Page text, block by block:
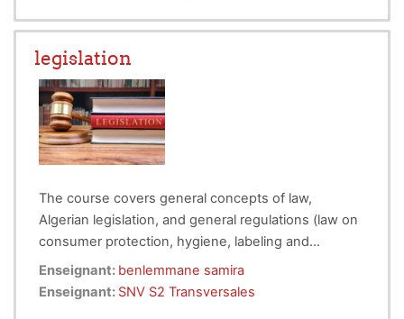
Hydrobiologie. Il est enseigné au semestre 1.
legislation
The course covers general concepts of law,
Algerian legislation, and general regulations (law on
consumer protection, hygiene, labeling and
information, food additives, packaging, trademarks,
safety, and preservation).
A detailed section is dedicated to the presentation
of control bodies (DCP, CACQE, Hygiene Office,
Enseignant: benlemmane samira
Enseignant: SNV S2 Transversales